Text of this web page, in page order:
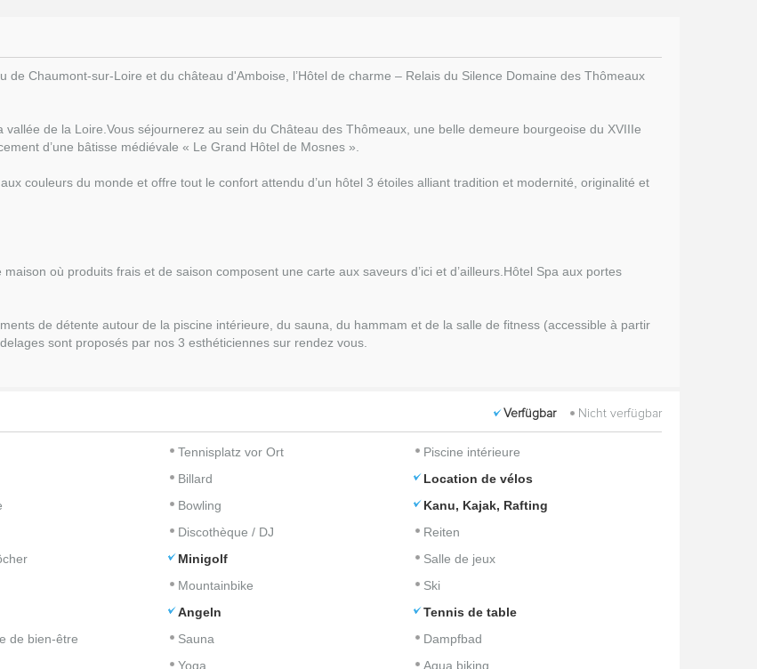
Chaumont-sur-Loire et du château d'Amboise, l’Hôtel de charme – Relais du Silence Domaine des Thômeaux
de la Loire. Vous séjournerez au sein du Château des Thômeaux, une belle demeure bourgeoise du XVIIIe
d’une bâtisse médiévale « Le Grand Hôtel de Mosnes ».
couleurs du monde et offre tout le confort attendu d’un hôtel 3 étoiles alliant tradition et modernité, originalité et
où produits frais et de saison composent une carte aux saveurs d’ici et d’ailleurs.Hôtel Spa aux portes
de détente autour de la piscine intérieure, du sauna, du hammam et de la salle de fitness (accessible à partir
sont proposés par nos 3 esthéticiennes sur rendez vous.
Verfügbar Nicht verfügbar
Tennisplatz vor Ort
Piscine intérieure
Billard
Location de vélos
Bowling
Kanu, Kajak, Rafting
Discothèque / DJ
Reiten
Minigolf
Salle de jeux
Mountainbike
Ski
Angeln
Tennis de table
de bien-être
Sauna
Dampfbad
Yoga
Aqua biking